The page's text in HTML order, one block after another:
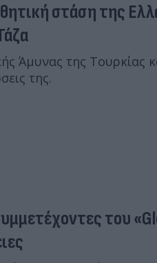
στάση της
Άμυνας της Τουρκίας
της.
του